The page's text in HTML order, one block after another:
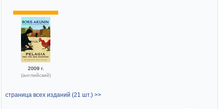
2009 г.
(английский)
страница всех изданий (21 шт.) >>